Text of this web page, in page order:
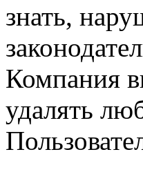
знать,
Компания
удалять